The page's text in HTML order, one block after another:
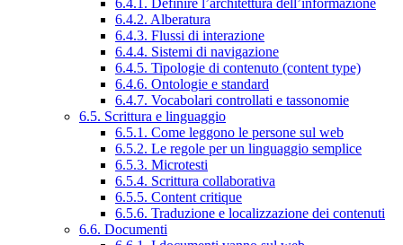
6.4.1. Definire l’architettura dell’informazione
6.4.2. Alberatura
6.4.3. Flussi di interazione
6.4.4. Sistemi di navigazione
6.4.5. Tipologie di contenuto (content type)
6.4.6. Ontologie e standard
6.4.7. Vocabolari controllati e tassonomie
6.5. Scrittura e linguaggio
6.5.1. Come leggono le persone sul web
6.5.2. Le regole per un linguaggio semplice
6.5.3. Microtesti
6.5.4. Scrittura collaborativa
6.5.5. Content critique
6.5.6. Traduzione e localizzazione dei contenuti
6.6. Documenti